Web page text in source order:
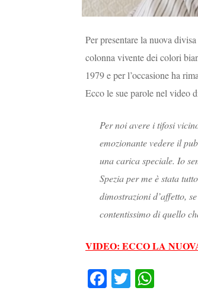
Per presentare la nuova
colonna vivente dei colori
1979 e per l’occasione ha
Ecco le sue parole nel video
Per noi avere i tifosi
emozionante vedere il
una carica speciale. Io
Spezia per me è stata
dimostrazioni d’affetto,
contentissimo di quello
VIDEO: ECCO LA
Fa T